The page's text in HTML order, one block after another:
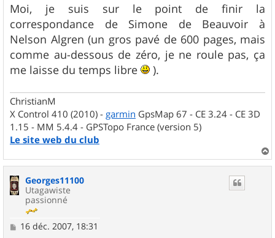
Moi, je suis sur le point de finir la
correspondance de Simone de Beauvoir à
Nelson Algren (un gros pavé de 600 pages, mais
comme au-dessous de zéro, je ne roule pas, ça
me laisse du temps libre
).
ChristianM
X Control 410 (2010) - garmin GpsMap 67 - CE 3.24 - CE 3D
1.15 - MM 5.4.4 - GPSTopo France (version 5)
Le site web du club
a
Georges11100
Utagawiste
passionné
M16 déc. 2007, 18:31